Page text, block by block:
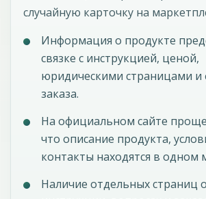
случайную карточку на
Информация о продукте
связке с инструкцией, ценой,
юридическими страницами
заказа.
На официальном сайте
что описание продукта,
контакты находятся в одном
Наличие отдельных страниц